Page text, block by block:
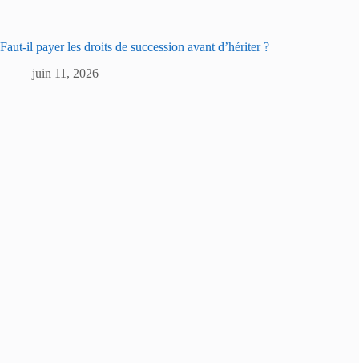
Faut-il payer les droits de succession avant d’hériter ?
juin 11, 2026